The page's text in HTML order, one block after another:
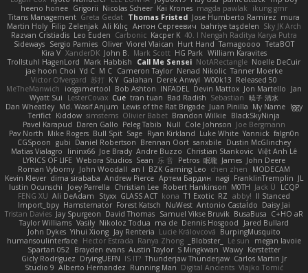
heeno honee Grigorii Nicolas Scheer Kai Krones magda pawlak
ikung gmr
Titans Management Greta Gedat Thomas Fristed Jose Humberto Ramirez mura
Martin Holy Filip Zelenjak Ali Kılıç Антон Сергеевич bahriye taşdelen Sky JK Arch
Razvan Cristiadis Leo Euden Carbonic Kacper K 40. I Nengah Raditya Karya Putra
Sideways Sergio Pamies Oliver Viorel Vlaican Hurt Hand Tamagoooo TetaBOT
Kira V XanderDK John B. Mark Scott HG Park William Karavites
Trollstuhl HagenLord Mark Habbish Call Me Sensei NotARectangle Noelle DeCuir
jae hoon Choi Yd C M C Cameron Taylor Nenad Nikolic Tanner Moerke
Victor Ofvergard 苏打 K Y Galahan Derek Anwyl W00k13 Released 50
MeTheManwich
iosgamertool Bob Ashton INFADEL Devin Mattox Jon Martello
Jan
Wyatt Sui
LesterCovax Cue tran tuan Bad Radish Sebastian 暁子 清水
Dan Wheatley Md. Wasif Anjum Lewis of the Rat Brigade Juan Pinilla My Name Iggy
Terifict Kiddow simsterns Olivier Babet Brandon Wilkie BlackSkyNinja
Pavel Karapud Daren Gallo Peleg Tabib Null Cole Johnson Joe Bergmann
Pav North Mike Rogers Bull Spit Sage Ryan Kirkland Luke White Yannick falgn0n
CGSpoon gubi Daniel Robertson Brennan Oort sanxbile Dustin McGlinchey
Matias Vialagro
lininx66 Joe Brady Andre Buzzo Christian Stankovic Việt Anh Lê
LYRICS OF LIFE Webora Studios Sean 乐 音 Petros 眠瓏 James John Deere
Roman Vyborny John Woodall an l BZK Gaming Leo chen zhen
MODECAM
Kevin Klever dima sirababa Andrew Pierce Артем Бардин nagi FranklinTremplin JL
Iustin Ocunschi
Joey Parrella Christian Lee Robert Hankinson M0TH Jack Ü
LCQP
FENG XU Ali DeAdam Styxx GLASS ACT kona T1 Exotic RZ abby! ll Stanced
Import_bpy Hamsternator Forest Katsch NuWest Antonio Castaldo Daisy Jai
Tristan Davies Jay Spurgeon David Thomas Samuel Vikse Bruvik BusaBusa C+HO aR
Taylor Williams Vasily Nikoloz Todua ma de Dennis Hosgood
Jared Bullard
John Dykes Yihui Xiong Jay Renteria Lucie Královcová BurpingMusquito
humansoulinterface Hector Estrada Ranya Zhong _Blobster_ Le sun
megan lavoie
Spartan 052 Brayden evans Austin Taylor S Mingkwan Wawy Kerstetter
Gicly Rodríguez DryingUEFN IS IT? Thunderjaw Thunderjaw Carlos Martin Jr
Studio 9 Alberto Hernandez Running Man Digital Ancients Vlajko Tomić